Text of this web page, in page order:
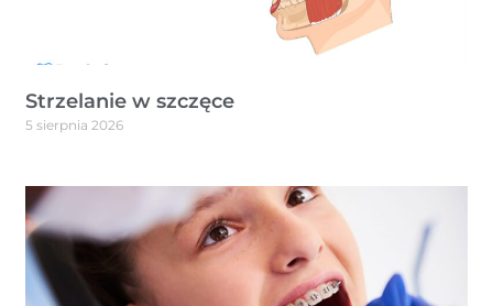
Strzelanie w szczęce
5 sierpnia 2026